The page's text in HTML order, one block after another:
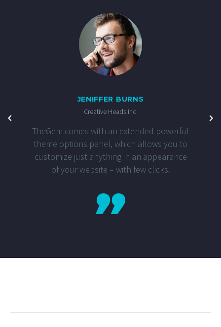
JENIFFER BURNS
Creative Heads Inc.
TheGem comes with an extended powerful
theme options panel, which allows you to
customize just anything in an appearance
of your website – with few clicks.